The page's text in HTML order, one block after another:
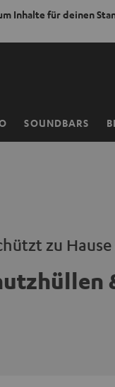
Inhalte für deinen
SOUNDBARS
zu